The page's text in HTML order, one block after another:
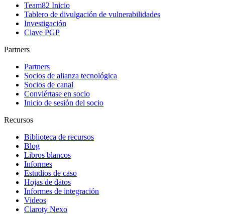
Team82 Inicio
Tablero de divulgación de vulnerabilidades
Investigación
Clave PGP
Partners
Partners
Socios de alianza tecnológica
Socios de canal
Conviértase en socio
Inicio de sesión del socio
Recursos
Biblioteca de recursos
Blog
Libros blancos
Informes
Estudios de caso
Hojas de datos
Informes de integración
Videos
Claroty Nexo